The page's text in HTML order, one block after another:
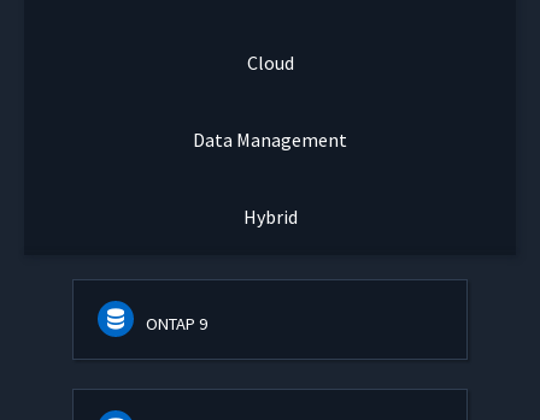
Cloud
Data Management
Hybrid
ONTAP 9